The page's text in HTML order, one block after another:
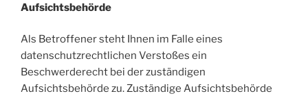
Aufsichtsbehörde
Als Betroffener steht Ihnen im Falle eines
datenschutzrechtlichen Verstoßes ein
Beschwerderecht bei der zuständigen
Aufsichtsbehörde zu. Zuständige Aufsichtsbehörde